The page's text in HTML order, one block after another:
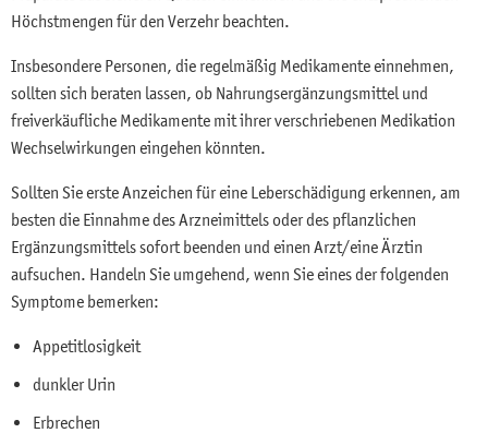
Höchstmengen für den Verzehr beachten.
Insbesondere Personen, die regelmäßig Medikamente einnehmen,
sollten sich beraten lassen, ob Nahrungsergänzungsmittel und
freiverkäufliche Medikamente mit ihrer verschriebenen Medikation
Wechselwirkungen eingehen könnten.
Sollten Sie erste Anzeichen für eine Leberschädigung erkennen, am
besten die Einnahme des Arzneimittels oder des pflanzlichen
Ergänzungsmittels sofort beenden und einen Arzt/eine Ärztin
aufsuchen. Handeln Sie umgehend, wenn Sie eines der folgenden
Symptome bemerken:
Appetitlosigkeit
dunkler Urin
Erbrechen